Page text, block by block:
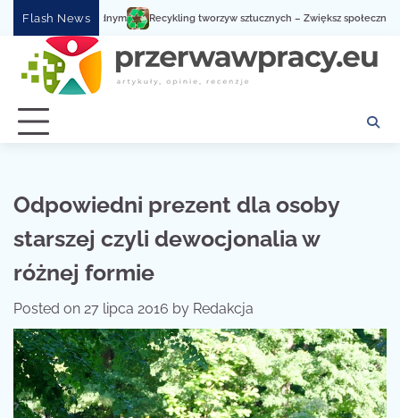
content
Flash News Recykling tworzyw sztucznych – Zwiększ społeczną
Odpowiedni prezent dla osoby
starszej czyli dewocjonalia w
różnej formie
Posted on 27 lipca 2016 by Redakcja